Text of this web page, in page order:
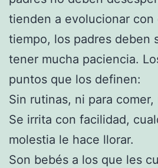
tienden a evolucionar con
tiempo, los padres deben
tener mucha paciencia.
puntos que los definen:
Sin rutinas, ni para comer,
Se irrita con facilidad,
molestia le hace llorar.
Son bebés a los que les